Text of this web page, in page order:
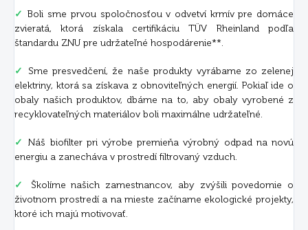
✓ Boli sme prvou spoločnosťou v odvetví krmív pre domáce
zvieratá, ktorá získala certifikáciu TÜV Rheinland podľa
štandardu ZNU pre udržateľné hospodárenie**.
✓
Sme presvedčení, že naše produkty vyrábame zo zelenej
elektriny, ktorá sa získava z obnoviteľných energií. Pokiaľ ide o
obaly našich produktov, dbáme na to, aby obaly vyrobené z
recyklovateľných materiálov boli maximálne udržateľné.
✓ Náš biofilter pri výrobe premieňa výrobný odpad na novú
energiu a zanecháva v prostredí filtrovaný vzduch.
✓
Školíme našich zamestnancov, aby zvýšili povedomie o
životnom prostredí a na mieste začíname ekologické projekty,
ktoré ich majú motivovať.